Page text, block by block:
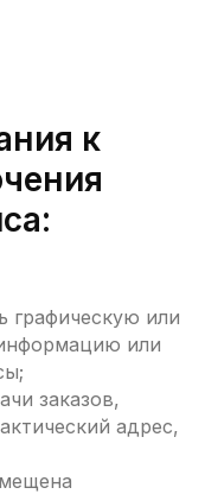
к
графическую или
или
заказов,
адрес,